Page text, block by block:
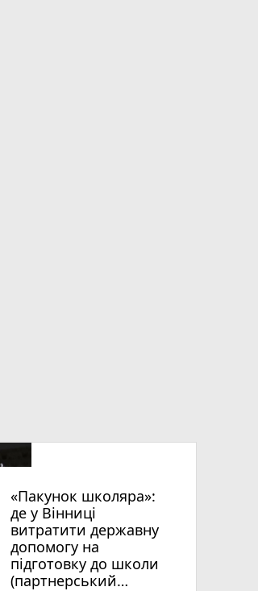
«Пакунок школяра»:
де у Вінниці
витратити державну
допомогу на
підготовку до школи
(партнерський